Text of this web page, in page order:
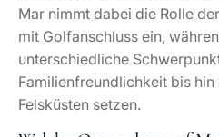
Andratx. Eine
„Beste Gegenden auf